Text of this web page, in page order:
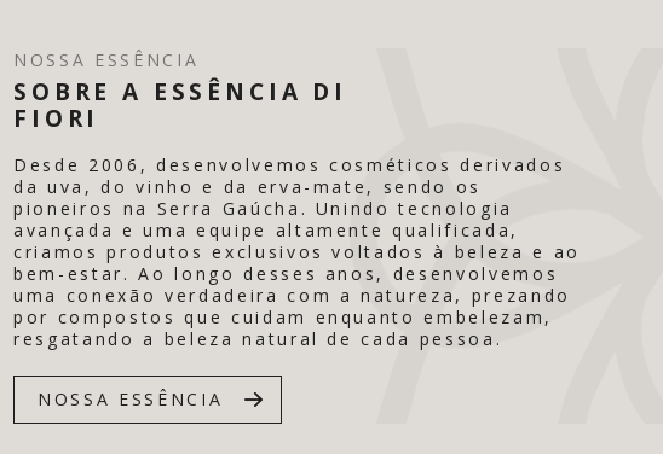
NOSSA ESSÊNCIA
SOBRE A ESSÊNCIA DI
FIORI
Desde 2006, desenvolvemos cosméticos derivados
da uva, do vinho e da erva-mate, sendo os
pioneiros na Serra Gaúcha. Unindo tecnologia
avançada e uma equipe altamente qualificada,
criamos produtos exclusivos voltados à beleza e ao
bem-estar. Ao longo desses anos, desenvolvemos
uma conexão verdadeira com a natureza, prezando
por compostos que cuidam enquanto embelezam,
resgatando a beleza natural de cada pessoa.
NOSSA ESSÊNCIA